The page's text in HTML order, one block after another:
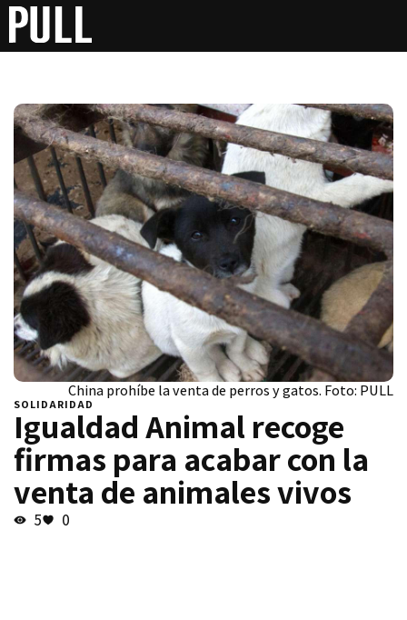
China prohíbe la venta de perros y gatos. Foto: PULL
SOLIDARIDAD
Igualdad Animal recoge
firmas para acabar con la
venta de animales vivos
5 0